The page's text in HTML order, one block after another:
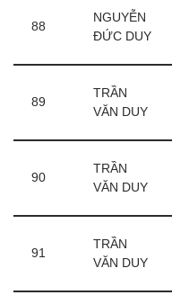
88
NGUYỄN
ĐỨC DUY
89
TRẦN
VĂN DUY
90
TRẦN
VĂN DUY
91
TRẦN
VĂN DUY